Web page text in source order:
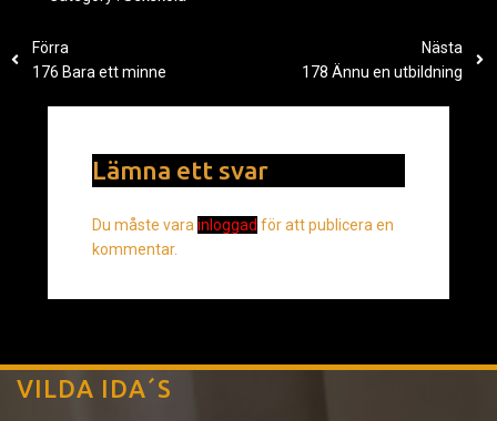
Förra
176 Bara ett minne
Nästa
178 Ännu en utbildning
Lämna ett svar
Du måste varainloggad för att publicera en
kommentar.
VILDA IDA´S